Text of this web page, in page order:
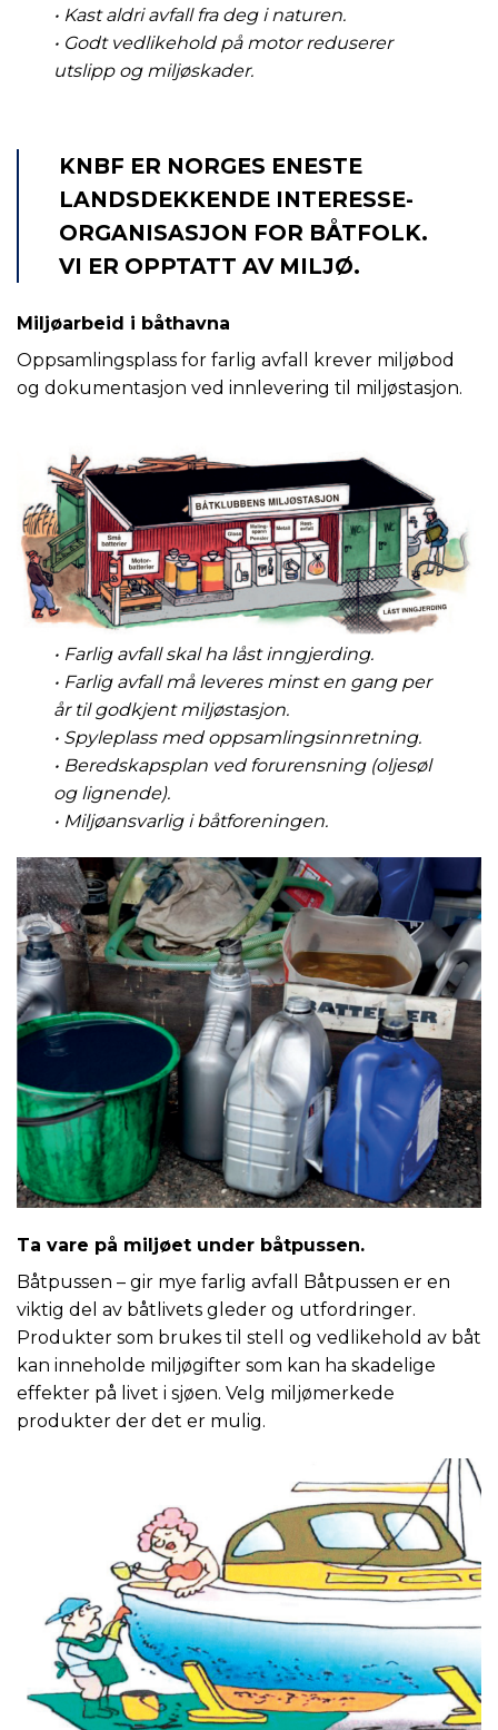
• Kast aldri avfall fra deg i naturen.
• Godt vedlikehold på motor reduserer
utslipp og miljøskader.
KNBF ER NORGES ENESTE
LANDSDEKKENDE INTERESSE-
ORGANISASJON FOR BÅTFOLK.
VI ER OPPTATT AV MILJØ.
Miljøarbeid i båthavna
Oppsamlingsplass for farlig avfall krever miljøbod
og dokumentasjon ved innlevering til miljøstasjon.
• Farlig avfall skal ha låst inngjerding.
• Farlig avfall må leveres minst en gang per
år til godkjent miljøstasjon.
• Spyleplass med oppsamlingsinnretning.
• Beredskapsplan ved forurensning (oljesøl
og lignende).
• Miljøansvarlig i båtforeningen.
Ta vare på miljøet under båtpussen.
Båtpussen – gir mye farlig avfall Båtpussen er en
viktig del av båtlivets gleder og utfordringer.
Produkter som brukes til stell og vedlikehold av båt
kan inneholde miljøgifter som kan ha skadelige
effekter på livet i sjøen. Velg miljømerkede
produkter der det er mulig.